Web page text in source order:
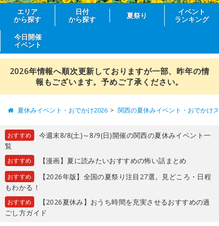
エリア
から探す
日付
から探す
夏祭り
イベント
ランキング
今日開催
イベント
2026年情報へ順次更新しておりますが一部、昨年の情
報もございます。予めご了承ください。
夏休みイベント・おでかけ2026 関西の夏休みイベント・おでかけ
おすすめ
今週末8/8(土)～8/9(日)開催の関西の夏休みイベント一
覧
おすすめ 【漫画】夏に読みたいおすすめの怖い話まとめ
おすすめ
【2026年版】全国の夏祭り注目27選。見どころ・日程
もわかる！
おすすめ
【2026夏休み】おうち時間を充実させるおすすめの過
ごし方ガイド